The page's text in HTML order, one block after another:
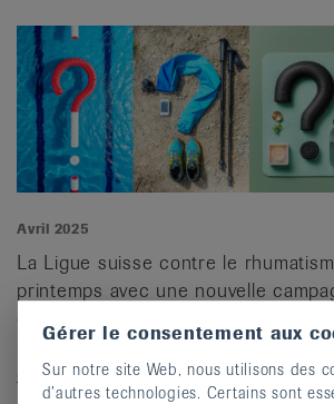
Avril 2025
La Ligue suisse contre le
printemps avec une nouvelle
pour object...
continuer »
Gérer le consentement aux
Sur notre site Web, nous utilisons des
d’autres technologies. Certains sont